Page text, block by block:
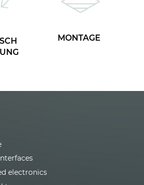
MONTAGE
electronics